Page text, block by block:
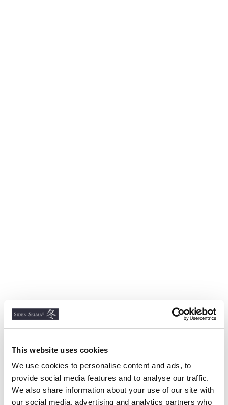
This website uses cookies
We use cookies to personalise content and ads, to
provide social media features and to analyse our traffic.
We also share information about your use of our site with
our social media, advertising and analytics partners who